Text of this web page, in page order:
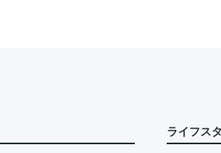
ライフス